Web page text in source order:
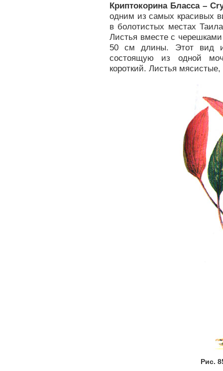
Криптокорина Бласса –
одним из самых красивых
в болотистых местах
Листья вместе с
50 см длины. Этот вид
состоящую из одной
короткий. Листья
Рис.